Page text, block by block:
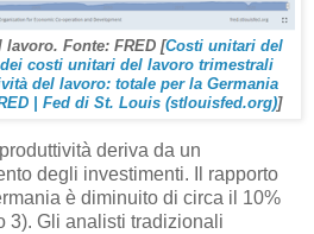
Fonte: FRED [Costi unitari del
costi unitari del lavoro trimestrali
del lavoro: totale per la Germania
| Fed di St. Louis (stlouisfed.org)]
deriva da un
degli investimenti. Il rapporto
è diminuito di circa il 10%
3). Gli analisti tradizionali